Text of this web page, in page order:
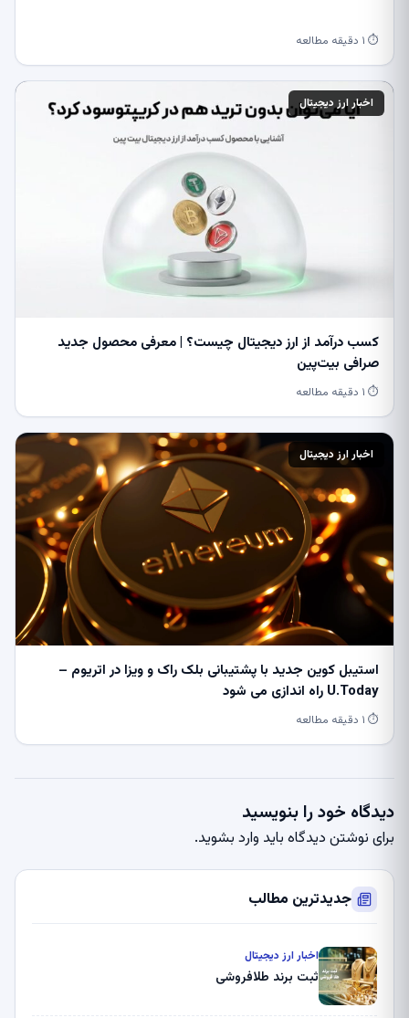
⏱ ۱ دقیقه مطالعه
اخبار ارز دیجیتال
کسب درآمد از ارز دیجیتال چیست؟ | معرفی محصول جدید
صرافی بیت‌پین
⏱ ۱ دقیقه مطالعه
اخبار ارز دیجیتال
استیبل کوین جدید با پشتیبانی بلک راک و ویزا در اتریوم –
U.Today راه اندازی می شود
⏱ ۱ دقیقه مطالعه
دیدگاه خود را بنویسید
برای نوشتن دیدگاه باید وارد بشوید.
جدیدترین مطالب
اخبار ارز دیجیتال
ثبت برند طلافروشی